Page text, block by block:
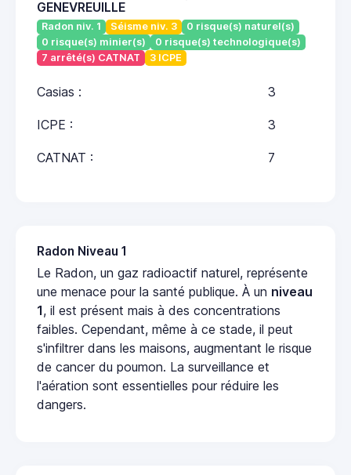
GENEVREUILLE
Radon niv. 1 Séisme niv. 3
0 risque(s) naturel(s)
0 risque(s) minier(s)
0 risque(s) technologique(s)
7 arrêté(s) CATNAT
3 ICPE
Casias : 3
ICPE : 3
CATNAT : 7
Radon Niveau 1
Le Radon, un gaz radioactif naturel, représente
une menace pour la santé publique. À un niveau
1, il est présent mais à des concentrations
faibles. Cependant, même à ce stade, il peut
s'infiltrer dans les maisons, augmentant le risque
de cancer du poumon. La surveillance et
l'aération sont essentielles pour réduire les
dangers.